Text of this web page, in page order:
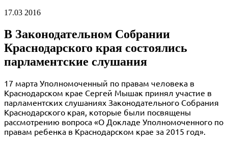
17.03 2016
В Законодательном Собрании
Краснодарского края состоялись
парламентские слушания
17 марта Уполномоченный по правам человека в
Краснодарском крае Сергей Мышак принял участие в
парламентских слушаниях Законодательного Собрания
Краснодарского края, которые были посвящены
рассмотрению вопроса «О Докладе Уполномоченного по
правам ребенка в Краснодарском крае за 2015 год».